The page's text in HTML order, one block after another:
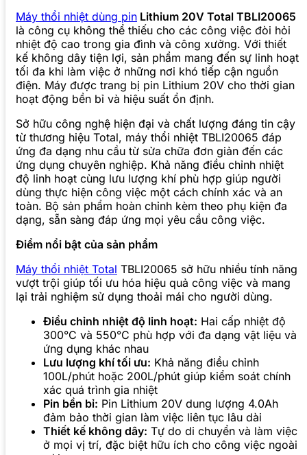
Máy thổi nhiệt dùng pin Lithium 20V Total TBLI20065
là công cụ không thể thiếu cho các công việc đòi hỏi
nhiệt độ cao trong gia đình và công xưởng. Với thiết
kế không dây tiện lợi, sản phẩm mang đến sự linh hoạt
tối đa khi làm việc ở những nơi khó tiếp cận nguồn
điện. Máy được trang bị pin Lithium 20V cho thời gian
hoạt động bền bỉ và hiệu suất ổn định.
Sở hữu công nghệ hiện đại và chất lượng đáng tin cậy
từ thương hiệu Total, máy thổi nhiệt TBLI20065 đáp
ứng đa dạng nhu cầu từ sửa chữa đơn giản đến các
ứng dụng chuyên nghiệp. Khả năng điều chỉnh nhiệt
độ linh hoạt cùng lưu lượng khí phù hợp giúp người
dùng thực hiện công việc một cách chính xác và an
toàn. Bộ sản phẩm hoàn chỉnh kèm theo phụ kiện đa
dạng, sẵn sàng đáp ứng mọi yêu cầu công việc.
Điểm nổi bật của sản phẩm
Máy thổi nhiệt Total TBLI20065 sở hữu nhiều tính năng
vượt trội giúp tối ưu hóa hiệu quả công việc và mang
lại trải nghiệm sử dụng thoải mái cho người dùng.
Điều chỉnh nhiệt độ linh hoạt: Hai cấp nhiệt độ
300°C và 550°C phù hợp với đa dạng vật liệu và
ứng dụng khác nhau
Lưu lượng khí tối ưu: Khả năng điều chỉnh
100L/phút hoặc 200L/phút giúp kiểm soát chính
xác quá trình gia nhiệt
Pin bền bỉ: Pin Lithium 20V dung lượng 4.0Ah
đảm bảo thời gian làm việc liên tục lâu dài
Thiết kế không dây: Tự do di chuyển và làm việc
ở mọi vị trí, đặc biệt hữu ích cho công việc ngoài